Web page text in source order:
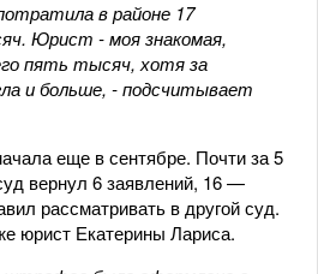
в районе 17
Юрист - моя знакомая,
пять тысяч, хотя за
и больше, - подсчитывает
еще в сентябре. Почти за 5
вернул 6 заявлений, 16 —
рассматривать в другой суд.
юрист Екатерины Лариса.